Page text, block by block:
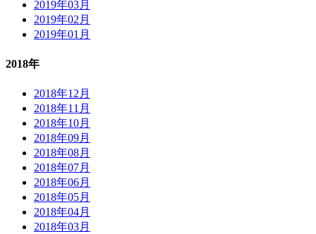
2019年03月
2019年02月
2019年01月
2018年
2018年12月
2018年11月
2018年10月
2018年09月
2018年08月
2018年07月
2018年06月
2018年05月
2018年04月
2018年03月